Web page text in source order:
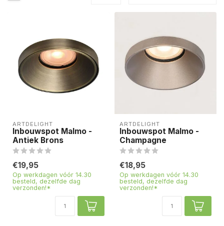
ARTDELIGHT
Inbouwspot Malmo -
Antiek Brons
€19,95
Op werkdagen vóór 14.30
besteld, dezelfde dag
verzonden!*
ARTDELIGHT
Inbouwspot Malmo -
Champagne
€18,95
Op werkdagen vóór 14.30
besteld, dezelfde dag
verzonden!*